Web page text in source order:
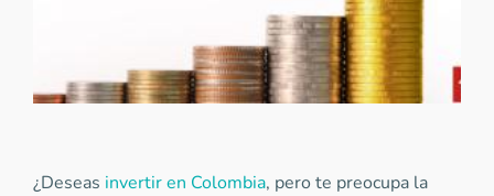
¿Deseas invertir en Colombia, pero te preocupa la